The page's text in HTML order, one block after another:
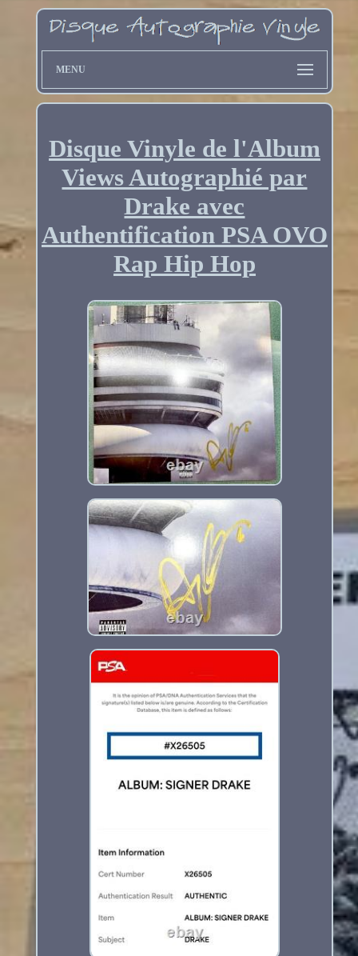
MENU
Disque Vinyle de l'Album
Views Autographié par
Drake avec
Authentification PSA OVO
Rap Hip Hop